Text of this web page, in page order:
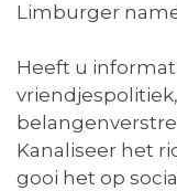
Limburger
Heeft u
Kanaliseer het
gooi het op